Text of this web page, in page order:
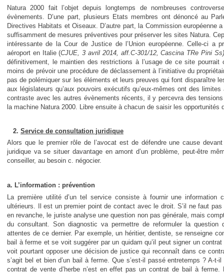
Natura 2000 fait l’objet depuis longtemps de nombreuses
évènements. D’une part, plusieurs Etats membres ont dénoncé au
Directives Habitats et Oiseaux. D’autre part, la Commission européenne
suffisamment de mesures préventives pour préserver les sites Natura.
intéressante de la Cour de Justice de l’Union européenne. Celle-ci a
aéroport en Italie (CJUE, 3 avril 2014, aff.C-301/12, Cascina TRe Pini Ss)
définitivement, le maintien des restrictions à l’usage de ce site
moins de prévoir une procédure de déclassement à l’initiative du
pas de polémiquer sur les éléments et leurs preuves qui font disparaître
aux législateurs qu’aux pouvoirs exécutifs qu’eux-mêmes ont des
contraste avec les autres évènements récents, il y percevra des
la machine Natura 2000. Libre ensuite à chacun de saisir les opportunités
2. Service de consultation juridique
Alors que le premier rôle de l’avocat est de défendre une cause
juridique va se situer davantage en amont d’un problème, peut-être
conseiller, au besoin c. négocier.
a. L’information : prévention
La première utilité d’un tel service consiste à fournir une information
ultérieurs. Il est un premier point de contact avec le droit. S’il ne faut
en revanche, le juriste analyse une question non pas générale, mais
du consultant. Son diagnostic va permettre de reformuler la question
attentes de ce dernier. Par exemple, un héritier, dentiste, se renseigne
bail à ferme et se voit suggérer par un quidam qu’il peut signer un
voit pourtant opposer une décision de justice qui reconnaît dans ce
s’agit bel et bien d’un bail à ferme. Que s’est-il passé entretemps ? A-
contrat de vente d’herbe n’est en effet pas un contrat de bail à